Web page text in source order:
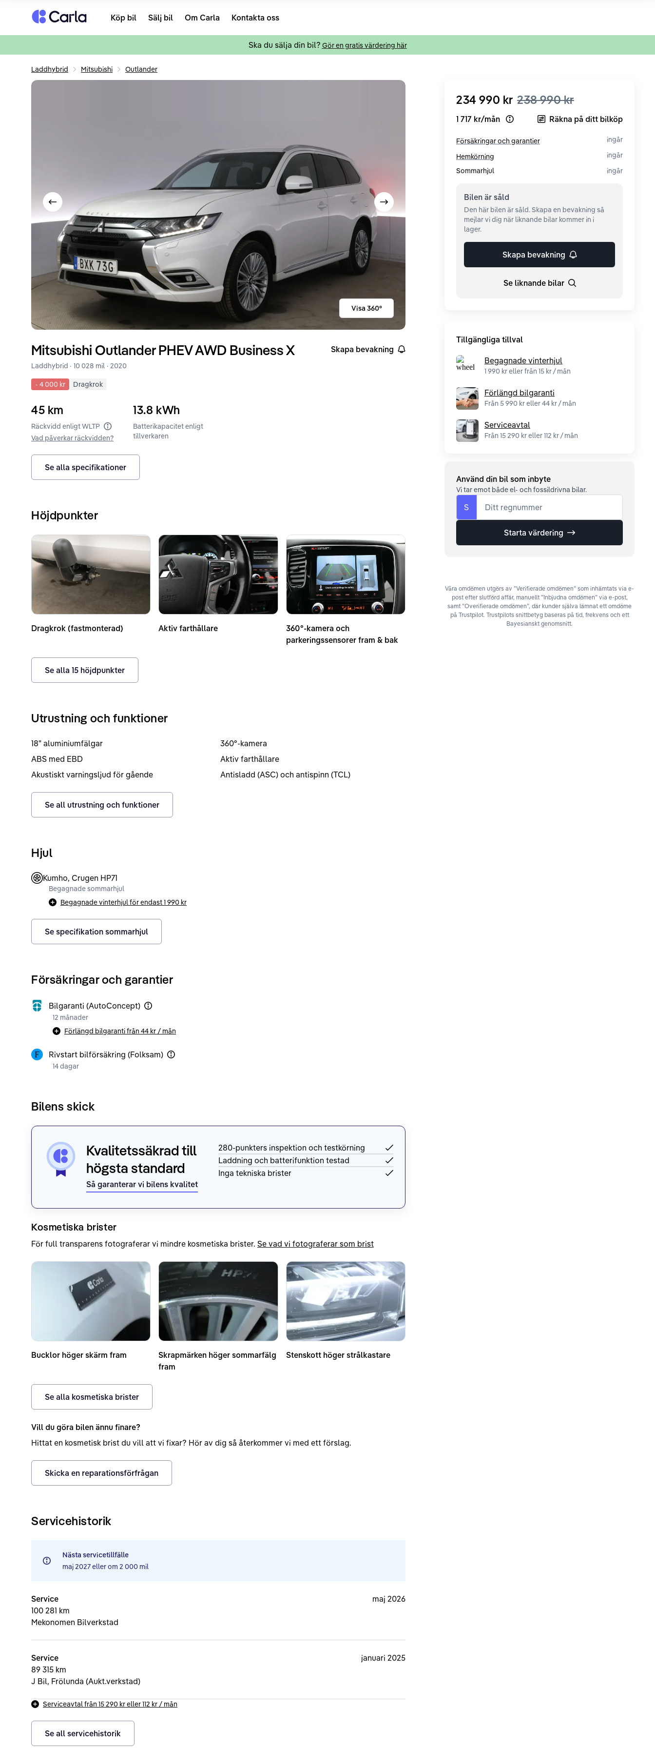
Tillbaka till startsidan Köp bil Sälj bil Om Carla Kontakta oss
Ska du sälja din bil? Gör en gratis värdering här
Laddhybrid Mitsubishi Outlander
Visa föregående bild Visa nästa bild
Visa 360°
Mitsubishi Outlander PHEV AWD Business X Skapa bevakning
Laddhybrid · 10 028 mil · 2020
- 4 000 kr Dragkrok
45 km
Räckvidd enligt WLTP
Vad påverkar räckvidden?
13.8 kWh
Batterikapacitet enligt
tillverkaren
Se alla specifikationer
Höjdpunkter
Dragkrok (fastmonterad) Aktiv farthållare
360°-kamera och
parkeringssensorer fram & bak
Se alla 15 höjdpunkter
Utrustning och funktioner
18" aluminiumfälgar
360°-kamera
ABS med EBD
Aktiv farthållare
Akustiskt varningsljud för gående
Antisladd (ASC) och antispinn (TCL)
Se all utrustning och funktioner
Hjul
Kumho, Crugen HP71
Begagnade sommarhjul
Begagnade vinterhjul för endast1 990 kr
Se specifikation sommarhjul
Försäkringar och garantier
Bilgaranti (AutoConcept)
12 månader
Förlängd bilgaranti från 44 kr / mån
Rivstart bilförsäkring (Folksam)
14 dagar
Bilens skick
Kvalitetssäkrad till
högsta standard
Så garanterar vi bilens kvalitet
280-punkters inspektion och testkörning
Laddning och batterifunktion testad
Inga tekniska brister
Kosmetiska brister
För full transparens fotograferar vi mindre kosmetiska brister. Se vad vi fotograferar som brist
Bucklor höger skärm fram
Skrapmärken höger sommarfälg
fram
Stenskott höger strålkastare
Se alla kosmetiska brister
Vill du göra bilen ännu finare?
Hittat en kosmetisk brist du vill att vi fixar? Hör av dig så återkommer vi med ett förslag.
Skicka en reparationsförfrågan
Servicehistorik
Nästa servicetillfälle
maj 2027eller om 2 000 mil
Service
100 281 km
Mekonomen Bilverkstad
maj 2026
Service
89 315 km
J Bil, Frölunda (Aukt.verkstad)
januari 2025
Serviceavtal från 15 290 kreller112 kr / mån
Se all servicehistorik
234 990 kr 238 990 kr
1 717 kr/mån Open loan exampleRäkna på ditt bilköp
Försäkringar och garantier
ingår
Hemkörning
ingår
Sommarhjul
ingår
Bilen är såld
Den här bilen är såld. Skapa en bevakning så
mejlar vi dig när liknande bilar kommer in i
lager.
Skapa bevakning
Se liknande bilar
Tillgängliga tillval
Begagnade vinterhjul
1 990 kr eller från 15 kr / mån
Förlängd bilgaranti
Från 5 990 kr eller 44 kr / mån
Serviceavtal
Från 15 290 kr eller 112 kr / mån
Använd din bil som inbyte
Vi tar emot både el- och fossildrivna bilar.
S Ditt regnummer
Starta värdering
Våra omdömen utgörs av ”Verifierade omdömen” som inhämtats via e-
post efter slutförd affär, manuellt ”Inbjudna omdömen” via e-post,
samt ”Overifierade omdömen”, där kunder själva lämnat ett omdöme
på Trustpilot. Trustpilots snittbetyg baseras på tid, frekvens och ett
Bayesianskt genomsnitt.